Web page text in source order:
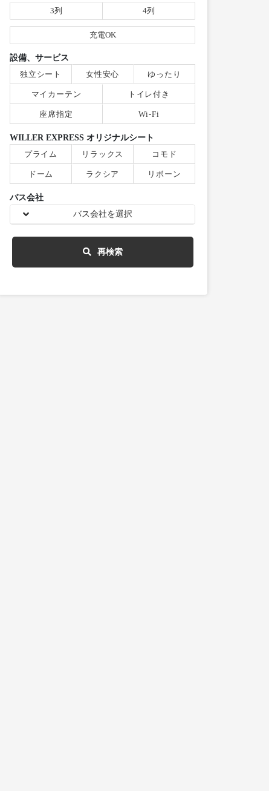
3列
4列
充電OK
設備、サービス
独立シート
女性安心 ゆったり
マイカーテン トイレ付き
座席指定 Wi-Fi
WILLER EXPRESS オリジナルシート
プライム
リラックス コモド
ドーム ラクシア リボーン
バス会社
バス会社を選択
再検索